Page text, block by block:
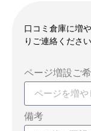
口コミ倉庫に増
りご連絡ください
ページ増設ご
備考